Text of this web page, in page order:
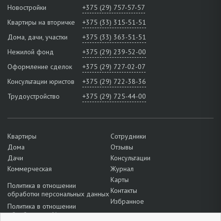
Новостройки
+375 (29) 757-57-57
Квартиры на вторичке
+375 (33) 315-51-51
Дома, дачи, участки
+375 (33) 363-51-51
Нежилой фонд
+375 (29) 239-52-00
Оформление сделок
+375 (29) 727-02-07
Консультации юристов
+375 (29) 722-38-36
Трудоустройство
+375 (29) 725-44-00
Квартиры
Дома
Дачи
Коммерческая
Политика в отношении
обработки персональных данных
Политика в отношении
обработки cookie
Сотрудники
Отзывы
Консультации
Журнал
Карты
Контакты
Избранное